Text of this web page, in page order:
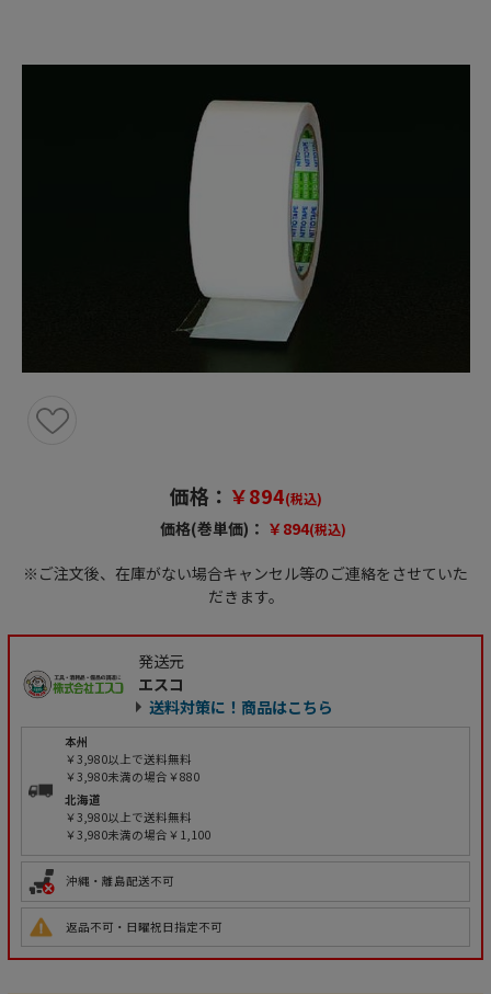
価格： ￥894(税込)
価格(巻単価)： ￥894(税込)
※ご注文後、在庫がない場合キャンセル等のご連絡をさせていた
だきます。
発送元
エスコ
送料対策に！商品はこちら
本州
￥3,980以上で送料無料
￥3,980未満の場合￥880
北海道
￥3,980以上で送料無料
￥3,980未満の場合￥1,100
沖縄・離島配送不可
返品不可・日曜祝日指定不可